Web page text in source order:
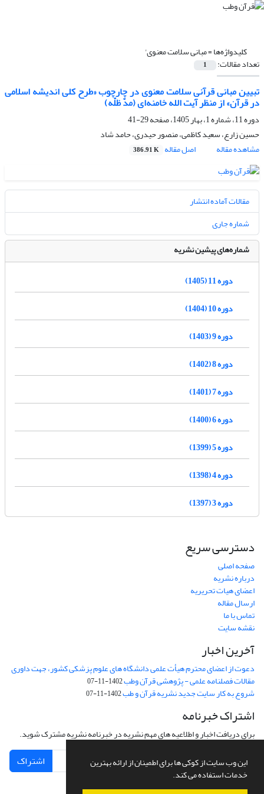
این وب سایت از کوکی ها برای اطمینان از ارائه بهترین
خدمات استفاده می کند.
کلیدواژه‌ها =مبانی سلامت معنوی'
تعداد مقالات: 1
تبیین مبانی قرآنی سلامت معنوی در چارچوب «طرح کلی اندیشه اسلامی
در قرآن» از منظر آیت الله خامنه‌ای (مدّ ظلّه)
دوره 11، شماره 1، بهار 1405، صفحه
29-41
حسین زارع، سعید کاظمی، منصور حیدری، حامد شاد
مشاهده مقاله
اصل مقاله 386.91 K
مقالات آماده انتشار
شماره جاری
شماره‌های پیشین نشریه
دوره 11 (1405)
دوره 10 (1404)
دوره 9 (1403)
دوره 8 (1402)
دوره 7 (1401)
دوره 6 (1400)
دوره 5 (1399)
دوره 4 (1398)
دوره 3 (1397)
دسترسی سریع
صفحه اصلی
درباره نشریه
اعضای هیات تحریریه
ارسال مقاله
تماس با ما
نقشه سایت
آخرین اخبار
دعوت از اعضای محترم هیأت علمی دانشگاه های علوم پزشکی کشور، جهت داوری
مقالات فصلنامه علمی - پژوهشی قرآن وطب1402-11-07
شروع به کار سایت جدید نشریه قرآن و طب1402-11-07
اشتراک خبرنامه
برای دریافت اخبار و اطلاعیه های مهم نشریه در خبرنامه نشریه مشترک شوید.
اشتراک